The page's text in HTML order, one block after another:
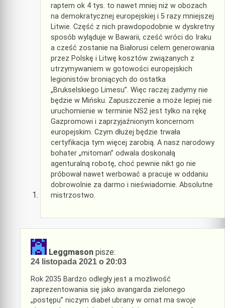
raptem ok 4 tys. to nawet mniej niż w obozach
na demokratycznej europejskiej i 5 razy mniejszej
Litwie. Część z nich prawdopodobnie w dyskretny
sposób wyląduje w Bawarii, cześć wróci do Iraku
a cześć zostanie na Białorusi celem generowania
przez Polskę i Litwę kosztów związanych z
utrzymywaniem w gotowości europejskich
legionistów broniących do ostatka
„Brukselskiego Limesu”. Więc raczej zadymy nie
będzie w Mińsku. Zapuszczenie a może lepiej nie
uruchomienie w terminie NS2 jest tylko na rękę
Gazpromowi i zaprzyjaźnionym koncernom
europejskim. Czym dłużej będzie trwała
certyfikacja tym więcej zarobią. A nasz narodowy
bohater „mitoman” odwala doskonałą
agenturalną robotę, choć pewnie nikt go nie
próbował nawet werbować a pracuje w oddaniu
dobrowolnie za darmo i nieświadomie. Absolutne
mistrzostwo.
Leggmason pisze:
24 listopada 2021 o 20:03
Rok 2035 Bardzo odległy jest a możliwość
zaprezentowania się jako avangarda zielonego
„postępu” niczym diabeł ubrany w ornat ma swoje